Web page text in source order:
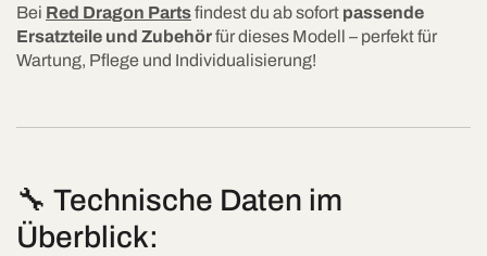
Bei Red Dragon Partsfindest du ab sofort passende
Ersatzteile und Zubehörfür dieses Modell – perfekt für
Wartung, Pflege und Individualisierung!
🔧 Technische Daten im
Überblick: